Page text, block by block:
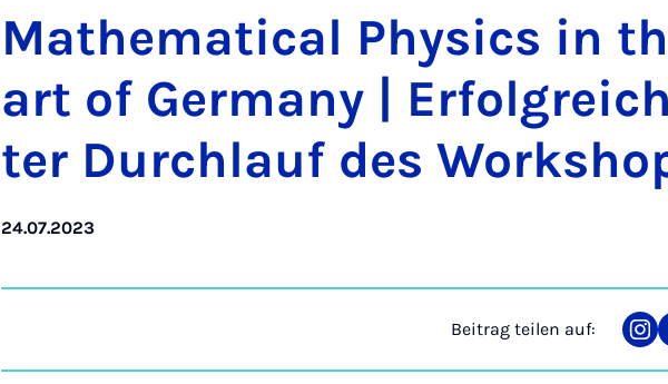
Ma­the­ma­ti­cal Phy­sics in
art of Ger­ma­ny |
ter Durch­lauf des
24.07.2023
Beitrag teilen auf:
auf